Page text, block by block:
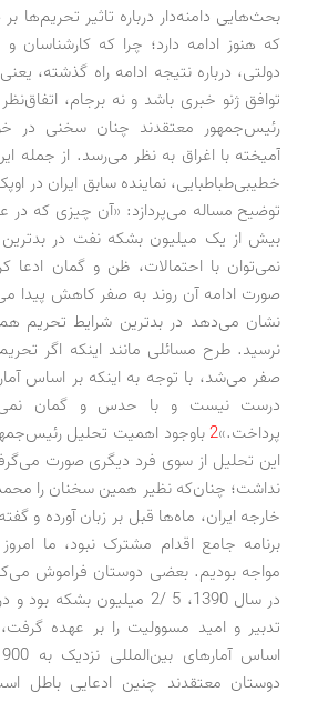
بحث‌هایی دامنه‌دار درباره تاثیر تحریم‌ها
که هنوز ادامه دارد؛ چرا که
دولتی، درباره نتیجه ادامه راه گذشته،
توافق ژنو خبری باشد و نه برجام،
رئیس‌جمهور معتقدند چنان سخنی در
آمیخته با اغراق به نظر می‌رسد. از جمله
خطیبی‌طباطبایی، نماینده سابق ایران در
توضیح مساله می‌پردازد: «آن چیزی که در
بیش از یک میلیون بشکه نفت در
نمی‌توان با احتمالات، ظن و گمان
صورت ادامه آن روند به صفر کاهش پیدا
نشان می‌دهد در بدترین شرایط تحریم
نرسید. طرح مسائلی مانند اینکه اگر
صفر می‌شد، با توجه به اینکه بر اساس
درست نیست و با حدس و گمان
پرداخت.»2باوجود اهمیت تحلیل
این تحلیل از سوی فرد دیگری صورت می‌گرفت
نداشت؛ چنان‌که نظیر همین سخنان را
خارجه ایران، ماه‌ها قبل بر زبان آورده و
برنامه جامع اقدام مشترک نبود، ما
مواجه بودیم. بعضی دوستان فراموش
تدبیر و امید مسوولیت را بر عهده
دوستان معتقدند چنین ادعایی باطل